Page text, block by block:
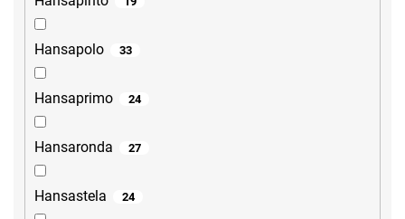
Hansapolo 33
Hansaprimo 24
Hansaronda 27
Hansastela 24